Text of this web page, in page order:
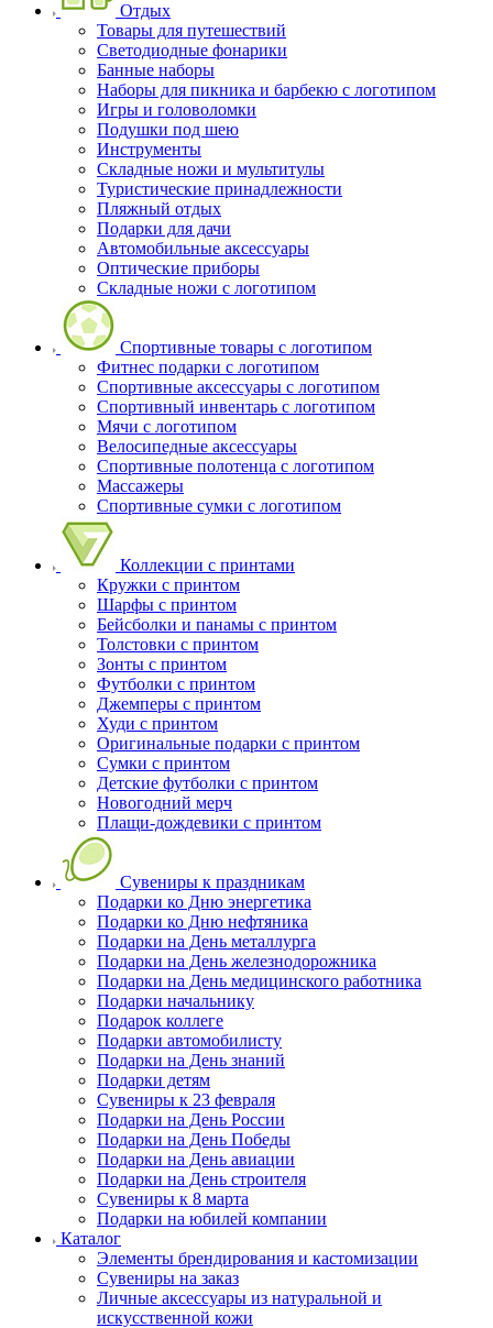
Отдых
Товары для путешествий
Светодиодные фонарики
Банные наборы
Наборы для пикника и барбекю с логотипом
Игры и головоломки
Подушки под шею
Инструменты
Складные ножи и мультитулы
Туристические принадлежности
Пляжный отдых
Подарки для дачи
Автомобильные аксессуары
Оптические приборы
Складные ножи с логотипом
Спортивные товары с логотипом
Фитнес подарки с логотипом
Спортивные аксессуары с логотипом
Спортивный инвентарь с логотипом
Мячи с логотипом
Велосипедные аксессуары
Спортивные полотенца с логотипом
Массажеры
Спортивные сумки с логотипом
Коллекции с принтами
Кружки с принтом
Шарфы с принтом
Бейсболки и панамы с принтом
Толстовки с принтом
Зонты с принтом
Футболки с принтом
Джемперы с принтом
Худи с принтом
Оригинальные подарки с принтом
Сумки с принтом
Детские футболки с принтом
Новогодний мерч
Плащи-дождевики с принтом
Сувениры к праздникам
Подарки ко Дню энергетика
Подарки ко Дню нефтяника
Подарки на День металлурга
Подарки на День железнодорожника
Подарки на День медицинского работника
Подарки начальнику
Подарок коллеге
Подарки автомобилисту
Подарки на День знаний
Подарки детям
Сувениры к 23 февраля
Подарки на День России
Подарки на День Победы
Подарки на День авиации
Подарки на День строителя
Сувениры к 8 марта
Подарки на юбилей компании
Каталог
Элементы брендирования и кастомизации
Сувениры на заказ
Личные аксессуары из натуральной и
искусственной кожи